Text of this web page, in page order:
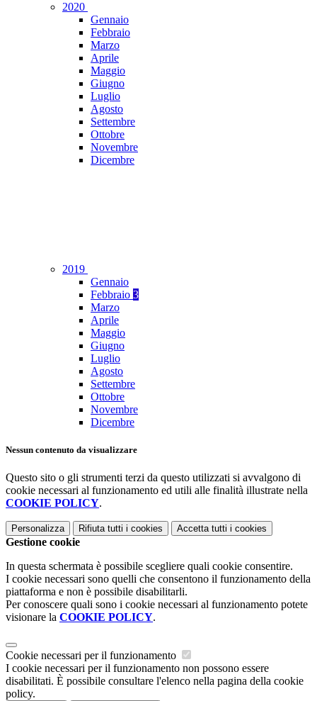
2020
Gennaio
Febbraio
Marzo
Aprile
Maggio
Giugno
Luglio
Agosto
Settembre
Ottobre
Novembre
Dicembre
2019
Gennaio
Febbraio 3
Marzo
Aprile
Maggio
Giugno
Luglio
Agosto
Settembre
Ottobre
Novembre
Dicembre
Nessun contenuto da visualizzare
Questo sito o gli strumenti terzi da questo utilizzati si avvalgono di
cookie necessari al funzionamento ed utili alle finalità illustrate nella
COOKIE POLICY.
Personalizza Rifiuta tutti i cookies Accetta tutti i cookies
Gestione cookie
In questa schermata è possibile scegliere quali cookie consentire.
I cookie necessari sono quelli che consentono il funzionamento della
piattaforma e non è possibile disabilitarli.
Per conoscere quali sono i cookie necessari al funzionamento potete
visionare la COOKIE POLICY.
Cookie necessari per il funzionamento
I cookie necessari per il funzionamento non possono essere
disabilitati. È possibile consultare l'elenco nella pagina della cookie
policy.